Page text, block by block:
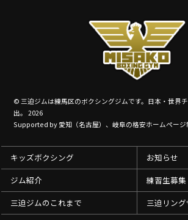
© 三迫ジムは練馬区のボクシングジムです。日本・世界
出。 2026
Supported by 愛知（名古屋）、岐阜の格安ホームペー
キッズボクシング
お知らせ
ジム紹介
練習生募
三迫ジムのこれまで
三迫リン